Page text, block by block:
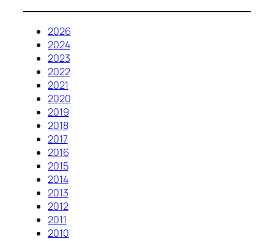
2026
2024
2023
2022
2021
2020
2019
2018
2017
2016
2015
2014
2013
2012
2011
2010